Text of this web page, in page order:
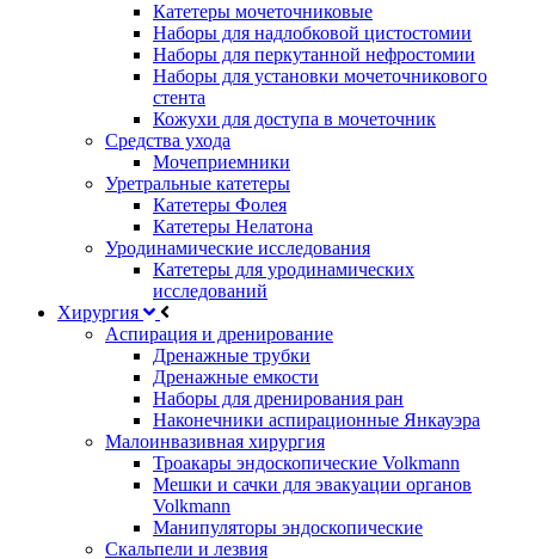
Катетеры мочеточниковые
Наборы для надлобковой цистостомии
Наборы для перкутанной нефростомии
Наборы для установки мочеточникового
стента
Кожухи для доступа в мочеточник
Средства ухода
Мочеприемники
Уретральные катетеры
Катетеры Фолея
Катетеры Нелатона
Уродинамические исследования
Катетеры для уродинамических
исследований
Хирургия
Аспирация и дренирование
Дренажные трубки
Дренажные емкости
Наборы для дренирования ран
Наконечники аспирационные Янкауэра
Малоинвазивная хирургия
Троакары эндоскопические Volkmann
Мешки и сачки для эвакуации органов
Volkmann
Манипуляторы эндоскопические
Скальпели и лезвия